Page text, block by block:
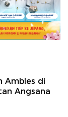
Ambles di
Angsana